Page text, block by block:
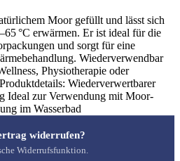
Moor gefüllt und lässt sich
°C erwärmen. Er ist ideal für die
und sorgt für eine
Wiederverwendbar
Physiotherapie oder
Wiederverwertbarer
Ideal zur Verwendung mit Moor-
im Wasserbad
widerrufen?
Widerrufsfunktion.